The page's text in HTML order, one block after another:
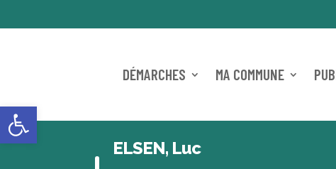
Ouvrir la barre d’outils
DÉMARCHES MA COMMUNE
ELSEN, Luc